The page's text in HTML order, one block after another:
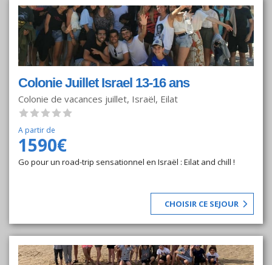
Colonie Juillet Israel 13-16 ans
Colonie de vacances juillet, Israël, Eilat
A partir de
1590€
Go pour un road-trip sensationnel en Israël : Eilat and chill !
CHOISIR CE SEJOUR